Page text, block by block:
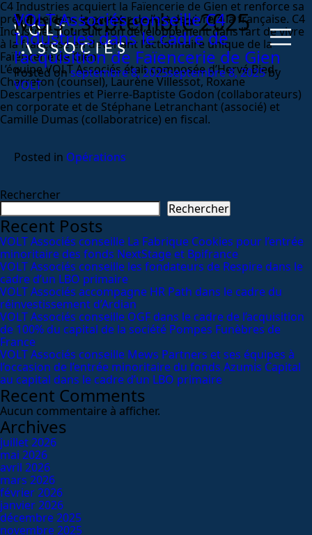
Mois :septembre 2025
VOLT Associés conseille C4
Industries dans le cadre de
l’acquisition de Faïencerie de Gien
Posted onseptembre 8, 2025septembre 8, 2025by
VOLT
C4 Industries acquiert la Faïencerie de Gien et renforce sa
présence dans le secteur de l’art de vivre à la française. C4
Industries poursuit son développement dans l’art de vivre
à la française en devenant l’actionnaire unique de la
Faïencerie de Gien.
L’équipe VOLT Associés était composée d’Hervé Bied-
Charreton (counsel), Laurène Villessot, Roxane
Descarpentries et Pierre-Baptiste Godon (collaborateurs)
en corporate et de Stéphane Letranchant (associé) et
Camille Dumas (collaboratrice) en fiscal.
Posted in Opérations
Rechercher
Rechercher
Recent Posts
VOLT Associés conseille La Fabrique Cookies pour l’entrée
minoritaire des fonds NextStage et Bpifrance
VOLT Associés conseille les fondateurs de Respire dans le
cadre d’un LBO primaire
VOLT Associés accompagne HR Path dans le cadre du
réinvestissement d’Ardian
VOLT Associés conseille OGF dans le cadre de l’acquisition
de 100% du capital de la société Pompes Funèbres de
France
VOLT Associés conseille Mews Partners et ses équipes à
l’occasion de l’entrée minoritaire du fonds Azumis Capital
au capital dans le cadre d’un LBO primaire
Recent Comments
Aucun commentaire à afficher.
Archives
juillet 2026
mai 2026
avril 2026
mars 2026
février 2026
janvier 2026
décembre 2025
novembre 2025